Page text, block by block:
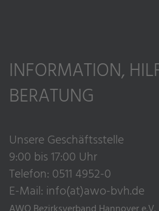
INFORMATION,
BERATUNG
Unsere Geschäftsstelle
9:00 bis 17:00 Uhr
Telefon: 0511 4952-0
E-Mail: info(at)awo-bvh.de